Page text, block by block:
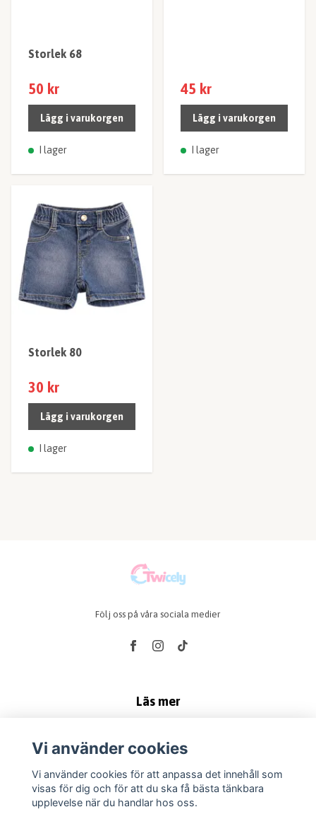
Storlek 68
50 kr
Lägg i varukorgen
I lager
45 kr
Lägg i varukorgen
I lager
Storlek 80
30 kr
Lägg i varukorgen
I lager
Följ oss på våra sociala medier
Läs mer
Kontakt
Produkter
Retur & Reklamation
Vanliga frågor
Vi använder cookies
Vi använder cookies för att anpassa det innehåll som
visas för dig och för att du ska få bästa tänkbara
upplevelse när du handlar hos oss.